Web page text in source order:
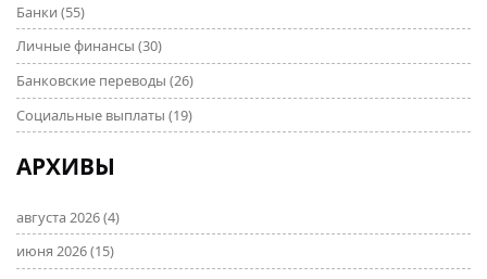
Банки (55)
Личные финансы (30)
Банковские переводы (26)
Социальные выплаты (19)
АРХИВЫ
августа 2026(4)
июня 2026(15)